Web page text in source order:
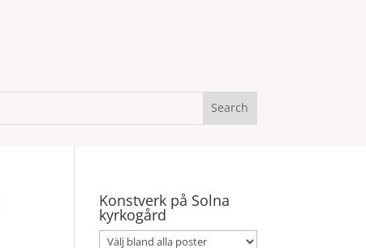
Konstverk på Solna
kyrkogård